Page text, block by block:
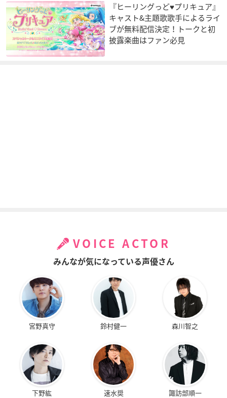
『ヒーリングっど♥プリキュア』
キャスト&主題歌歌手によるライ
ブが無料配信決定！トークと初
披露楽曲はファン必見
VOICE ACTOR
みんなが気になっている声優さん
宮野真守 鈴村健一 森川智之
下野紘 速水奨 諏訪部順一